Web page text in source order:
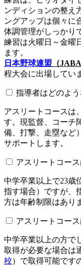
ンディションの整え
ングアップは個々に
体調管理がしっかり
練習は火曜日～金曜
ます。
日本野球連盟 （JABA
程大会に出場してい
指導者はどのよ
アスリートコースは
す。現監督、コーチ
備、打撃、走塁など
サポートします。
アスリートコー
中学卒業以上で23歳
指す場合）ですが、
方は年齢制限はあり
アスリートコー
中学卒業以上の方で
取得が必要な場合は
校）で取得可能です